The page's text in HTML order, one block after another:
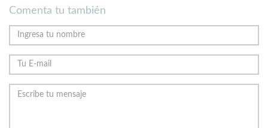
Comenta tu también